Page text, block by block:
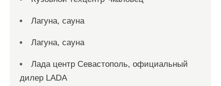
Лагуна, сауна
Лагуна, сауна
Лада центр Севастополь, официальный
дилер LADA